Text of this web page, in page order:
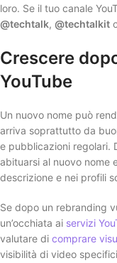
loro. Se il tuo canale
@techtalk, @techtalkit
Crescere
YouTube
Un nuovo nome può
arriva soprattutto da
e pubblicazioni regolari.
abituarsi al nuovo nome
descrizione e nei profili
Se dopo un rebranding
un’occhiata ai servizi
valutare di comprare
visibilità di video